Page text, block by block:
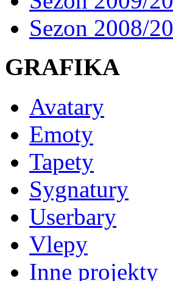
Sezon 2008/
GRAFIKA
Avatary
Emoty
Tapety
Sygnatury
Userbary
Vlepy
Inne projekty